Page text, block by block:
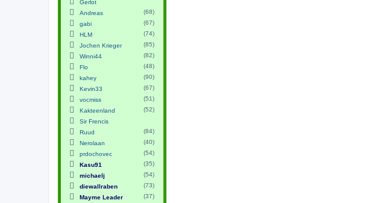
Gerlot
Andreas
(68)
gabi
(67)
HLM
(74)
Jochen Krieger
(85)
Winni44
(82)
Flo
(48)
kahey
(90)
Kevin33
(67)
vocmiss
(51)
Kakteenland
(52)
Sir Frencis
Ruud
(84)
Nerolaan
(40)
prdochovec
(54)
Kasu91
(35)
michaelj
(54)
diewallraben
(73)
Mayme Leader
(37)